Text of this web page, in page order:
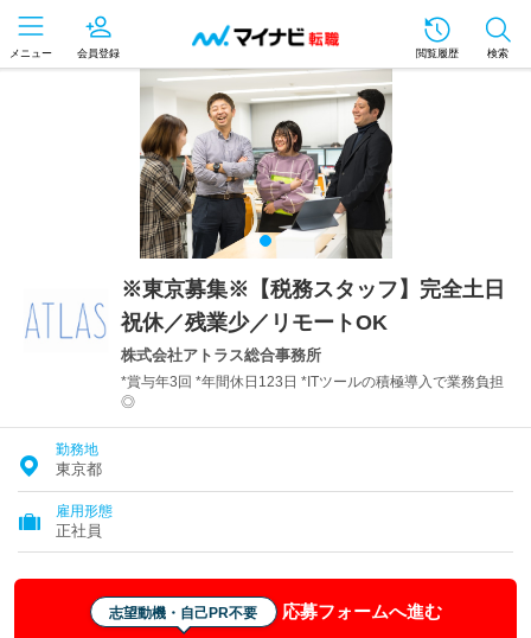
メニュー 会員登録 閲覧履歴 検索
※東京募集※【税務スタッフ】完全土日
祝休／残業少／リモートOK
株式会社アトラス総合事務所
*賞与年3回 *年間休日123日 *ITツールの積極導入で業務負担
◎
勤務地
東京都
雇用形態
正社員
志望動機・自己PR不要 応募フォームへ進む